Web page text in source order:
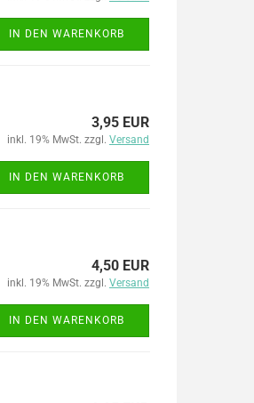
IN DEN WARENKORB
3,95 EUR
inkl. 19% MwSt. zzgl. Versand
IN DEN WARENKORB
4,50 EUR
inkl. 19% MwSt. zzgl. Versand
IN DEN WARENKORB